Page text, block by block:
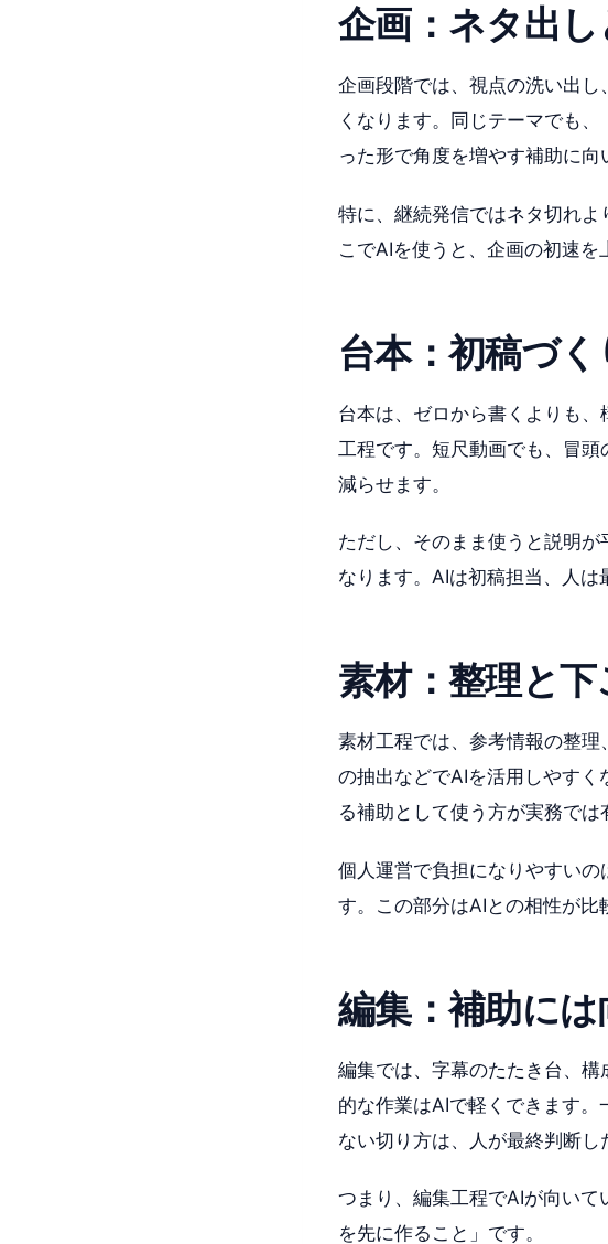
企画：ネタ出
企画段階では、視点の洗い出
くなります。同じテーマでも
った形で角度を増やす補助に向
特に、継続発信ではネタ切れ
こでAIを使うと、企画の初速を
台本：初稿づ
台本は、ゼロから書くよりも
工程です。短尺動画でも、冒
減らせます。
ただし、そのまま使うと説明
なります。AIは初稿担当、人は
素材：整理と
素材工程では、参考情報の整
の抽出などでAIを活用しやすく
る補助として使う方が実務では
個人運営で負担になりやすい
す。この部分はAIとの相性が比
編集：補助に
編集では、字幕のたたき台、
的な作業はAIで軽くできます
ない切り方は、人が最終判断し
つまり、編集工程でAIが向い
を先に作ること」です。